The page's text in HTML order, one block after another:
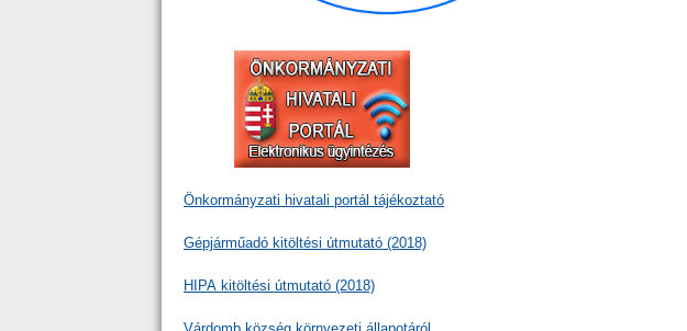
Önkormányzati hivatali portál tájékoztató
Gépjárműadó kitöltési útmutató (2018)
HIPA kitöltési útmutató (2018)